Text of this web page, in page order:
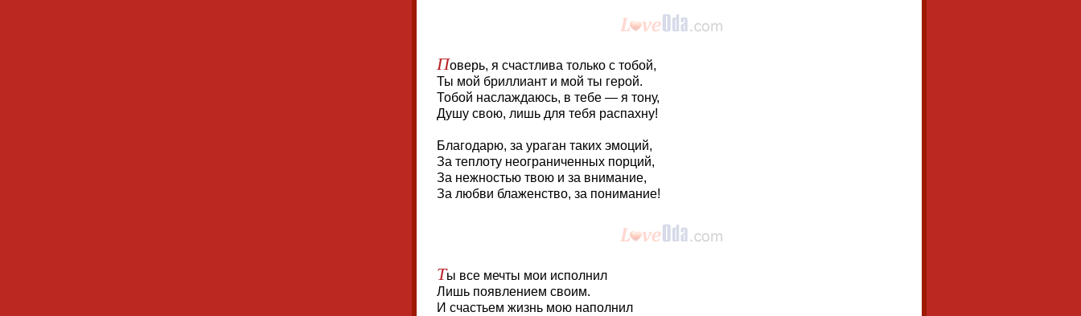
Поверь, я счастлива только с тобой,
Ты мой бриллиант и мой ты герой.
Тобой наслаждаюсь, в тебе — я тону,
Душу свою, лишь для тебя распахну!
Благодарю, за ураган таких эмоций,
За теплоту неограниченных порций,
За нежностью твою и за внимание,
За любви блаженство, за понимание!
Ты все мечты мои исполнил
Лишь появлением своим.
И счастьем жизнь мою наполнил